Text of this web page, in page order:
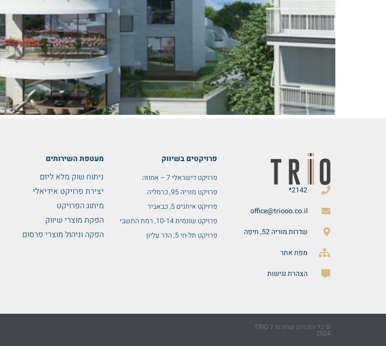
2142*
office@triooo.co.il
שדרות מוריה 52, חיפה
מפת אתר
הצהרת נגישות
פרויקטים בשיווק
פרויקט דישראלי 7 – אחוזה
פרויקט מוריה 95, כרמליה
פרויקט איתנים 5, כבאביר
פרויקט שונמית 10-14, רמת התשבי
פרויקט תל-חי 5, הדר עליון
מעטפת השירותים
ניתוח שוק מלא ליזם
יצירת פרויקט אידיאלי
מיתוג הפרויקט
הפקת מוצרי שיווק
הפקה וניהול מוצרי פרסום
© כל הזכויות שמורות ל TRIO
2024